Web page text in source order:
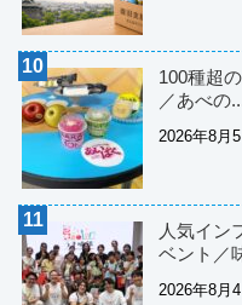
100種超
／あべの
2026年8月5
人気イン
ベント／
2026年8月4